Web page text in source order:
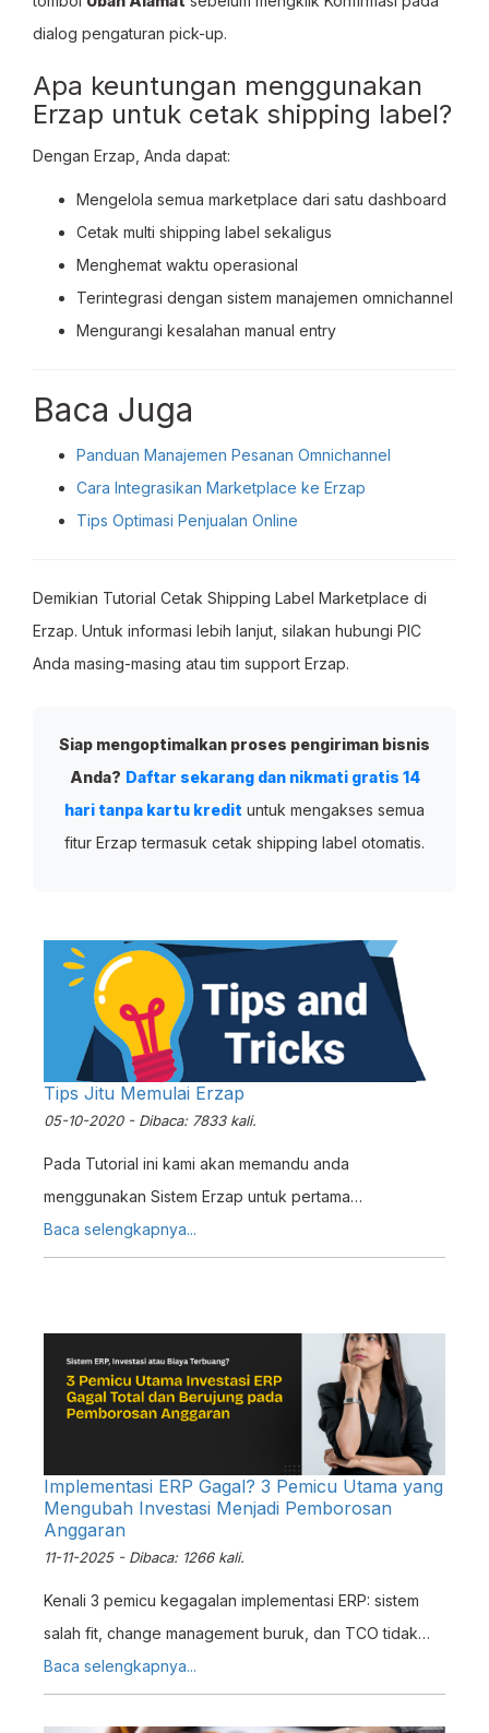
dialog pengaturan pick-up.
Apa keuntungan menggunakan
Erzap untuk cetak shipping label?
Dengan Erzap, Anda dapat:
Mengelola semua marketplace dari satu dashboard
Cetak multi shipping label sekaligus
Menghemat waktu operasional
Terintegrasi dengan sistem manajemen omnichannel
Mengurangi kesalahan manual entry
Baca Juga
Panduan Manajemen Pesanan Omnichannel
Cara Integrasikan Marketplace ke Erzap
Tips Optimasi Penjualan Online
Demikian Tutorial Cetak Shipping Label Marketplace di
Erzap. Untuk informasi lebih lanjut, silakan hubungi PIC
Anda masing-masing atau tim support Erzap.
Siap mengoptimalkan proses pengiriman bisnis
Anda? Daftar sekarang dan nikmati gratis 14
hari tanpa kartu kredit untuk mengakses semua
fitur Erzap termasuk cetak shipping label otomatis.
Tips Jitu Memulai Erzap
05-10-2020 - Dibaca: 7833 kali.
Pada Tutorial ini kami akan memandu anda
menggunakan Sistem Erzap untuk pertama
kalinya. Tujuan dari tutorial ini adalah untuk membantu
anda memahami bagaimana penggunaan dan cara
Baca selengkapnya...
Implementasi ERP Gagal? 3 Pemicu Utama yang
Mengubah Investasi Menjadi Pemborosan
Anggaran
11-11-2025 - Dibaca: 1266 kali.
Kenali 3 pemicu kegagalan implementasi ERP: sistem
salah fit, change management buruk, dan TCO tidak
realistis. Pelajari cara mitigasinya bersama Erzap.
Baca selengkapnya...